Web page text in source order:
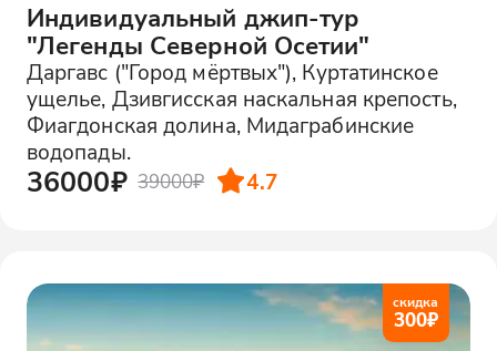
Индивидуальный джип-тур
"Легенды Северной Осетии"
Даргавс ("Город мёртвых"), Куртатинское
ущелье, Дзивгисская наскальная крепость,
Фиагдонская долина, Мидаграбинские
водопады.
36000₽ 39000₽ 4.7
скидка
300₽